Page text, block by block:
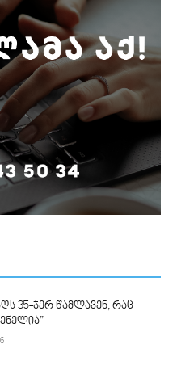
35-ჯერ წამლავენ, რაც